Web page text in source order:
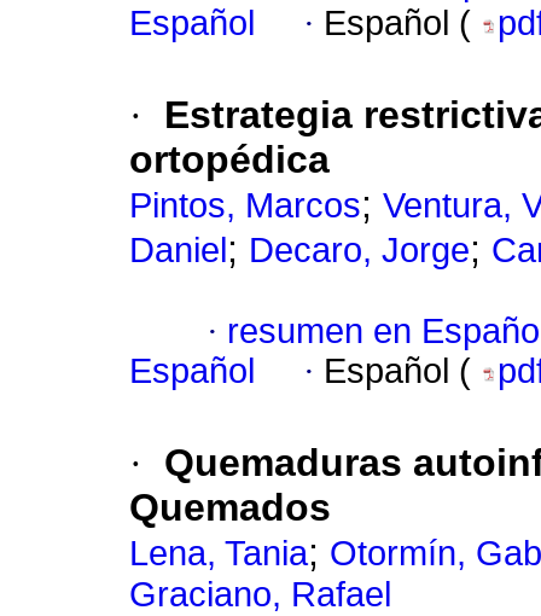
Español
· Español (
·
Estrategia
ortopédica
Pintos, Marcos; Ventura,
Daniel ; Decaro, Jorge;
· resumen en
Español
· Español (
·
Quemaduras
Quemados
Lena, Tania; Otormín,
Graciano, Rafael